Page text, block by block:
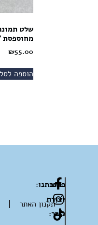
שלט
מחוספסת
₪55.00
הוספה לסל
כתובתנו:
דרך
בית
פרטי
יצירת
קשר:
תקנון האתר